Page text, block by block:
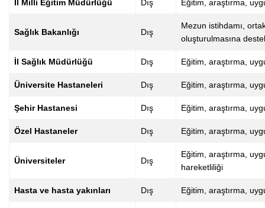
İl Milli Eğitim Müdürlüğü Dış Eğitim, araştırma,
Sağlık Bakanlığı Dış
Mezun istihdamı,
oluşturulmasına
İl Sağlık Müdürlüğü Dış Eğitim, araştırma,
Üniversite Hastaneleri Dış Eğitim, araştırma,
Şehir Hastanesi Dış Eğitim, araştırma,
Özel Hastaneler Dış Eğitim, araştırma,
Üniversiteler Dış
Eğitim, araştırma,
hareketliliği
Hasta ve hasta yakınları Dış Eğitim, araştırma,